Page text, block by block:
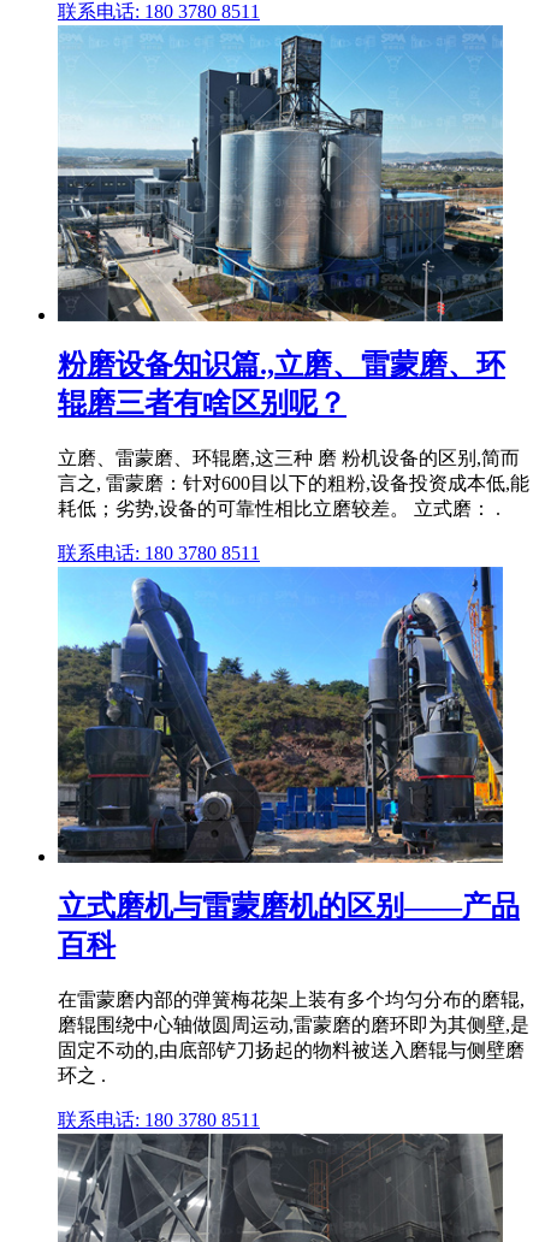
联系电话: 180 3780 8511
粉磨设备知识篇.,立磨、雷蒙磨、环
辊磨三者有啥区别呢？
立磨、雷蒙磨、环辊磨,这三种 磨 粉机设备的区别,简而
言之, 雷蒙磨：针对600目以下的粗粉,设备投资成本低,能
耗低；劣势,设备的可靠性相比立磨较差。 立式磨： .
联系电话: 180 3780 8511
立式磨机与雷蒙磨机的区别——产品
百科
在雷蒙磨内部的弹簧梅花架上装有多个均匀分布的磨辊,
磨辊围绕中心轴做圆周运动,雷蒙磨的磨环即为其侧壁,是
固定不动的,由底部铲刀扬起的物料被送入磨辊与侧壁磨
环之 .
联系电话: 180 3780 8511